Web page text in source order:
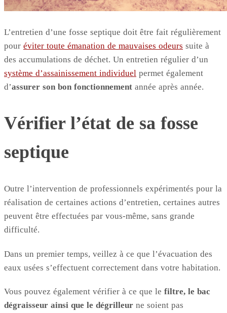
L’entretien d’une fosse septique doit être fait régulièrement
pour éviter toute émanation de mauvaises odeurs suite à
des accumulations de déchet. Un entretien régulier d’un
système d’assainissement individuel permet également
d’assurer son bon fonctionnement année après année.
Vérifier l’état de sa fosse
septique
Outre l’intervention de professionnels expérimentés pour la
réalisation de certaines actions d’entretien, certaines autres
peuvent être effectuées par vous-même, sans grande
difficulté.
Dans un premier temps, veillez à ce que l’évacuation des
eaux usées s’effectuent correctement dans votre habitation.
Vous pouvez également vérifier à ce que le filtre, le bac
dégraisseur ainsi que le dégrilleur ne soient pas